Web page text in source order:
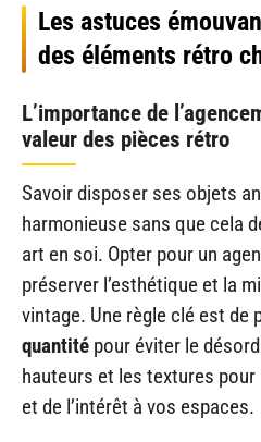
Les astuces
des éléments rétro
L’importance de
valeur des pièces rétro
Savoir disposer ses objets
harmonieuse sans que cela
art en soi. Opter pour un
préserver l’esthétique et la
vintage. Une règle clé est de
quantité pour éviter le
hauteurs et les textures
et de l’intérêt à vos espaces.